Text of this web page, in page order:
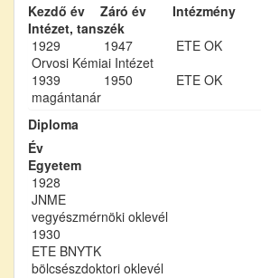
Kezdő év
Záró év
Intézmény
Intézet, tanszék
1929
1947
ETE OK
Orvosi Kémiai Intézet
1939
1950
ETE OK
magántanár
Diploma
Év
Egyetem
1928
JNME
vegyészmérnöki oklevél
1930
ETE BNYTK
bölcsészdoktori oklevél